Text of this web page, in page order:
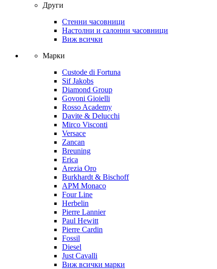
Други
Стенни часовници
Настолни и салонни часовници
Виж всички
Марки
Custode di Fortuna
Sif Jakobs
Diamond Group
Govoni Gioielli
Rosso Academy
Davite & Delucchi
Mirco Visconti
Versace
Zancan
Breuning
Erica
Arezia Oro
Burkhardt & Bischoff
APM Monaco
Four Line
Herbelin
Pierre Lannier
Paul Hewitt
Pierre Cardin
Fossil
Diesel
Just Cavalli
Виж всички марки